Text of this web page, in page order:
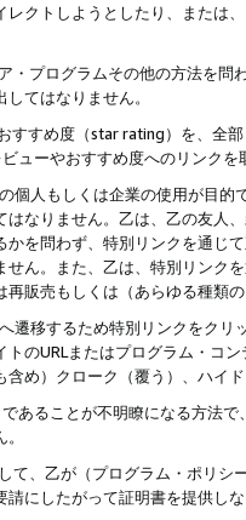
レクトしようとしたり、または
・プログラムその他の方法を
てはなりません。
すすめ度（star rating）を、全
ューやおすすめ度へのリンクを
個人もしくは企業の使用が目
はなりません。乙は、乙の友人
を問わず、特別リンクを通じ
せん。また、乙は、特別リンク
販売もしくは（あらゆる種類
遷移するため特別リンクをク
のURLまたはプログラム・コ
含め）クローク（覆う）、ハイ
あることが不明瞭になる方法
て、乙が（プログラム・ポリ
にしたがって証明書を提供し